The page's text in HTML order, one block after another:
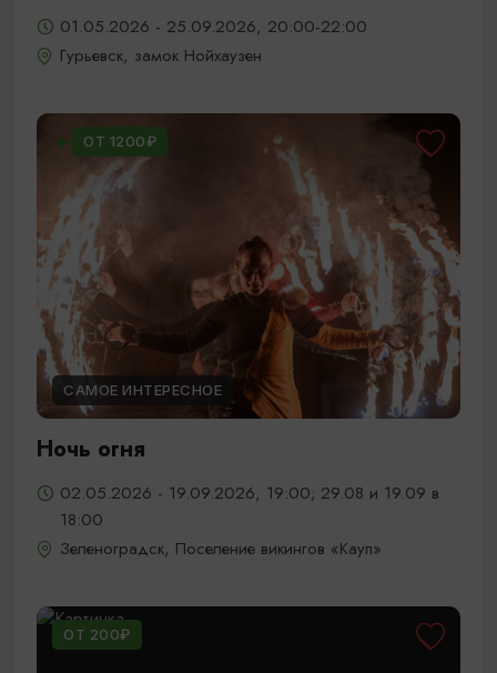
01.05.2026 - 25.09.2026, 20:00-22:00
Гурьевск, замок Нойхаузен
ОТ 1200₽
САМОЕ ИНТЕРЕСНОЕ
Ночь огня
02.05.2026 - 19.09.2026, 19:00; 29.08 и 19.09 в
18:00
Зеленоградск, Поселение викингов «Кауп»
ОТ 200₽